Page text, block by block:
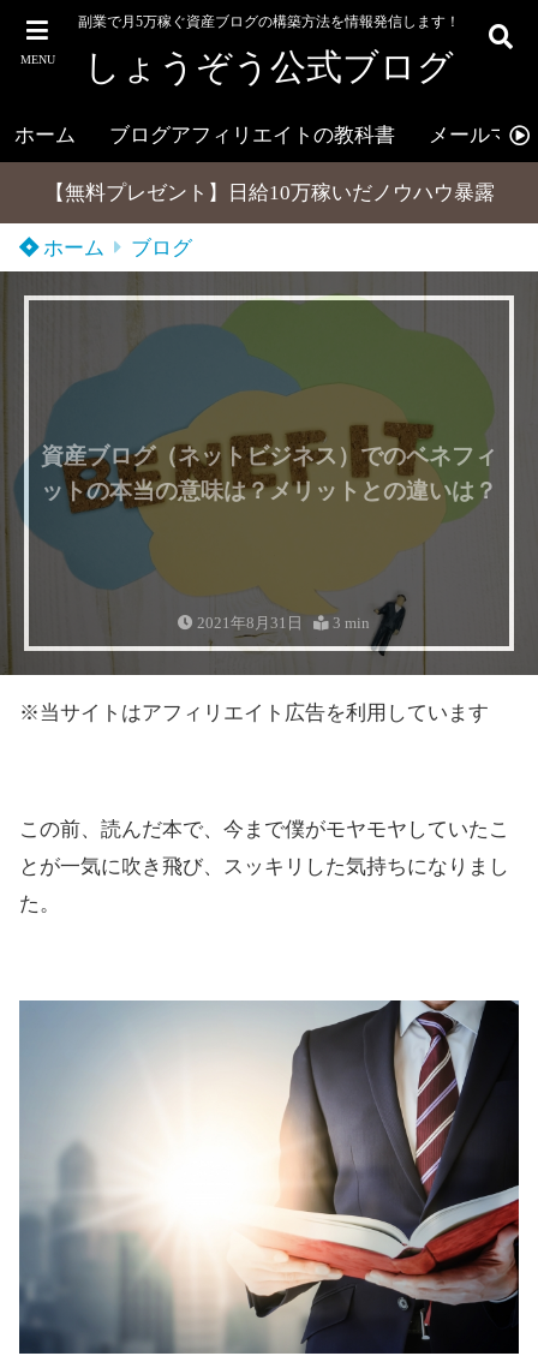
MENU
副業で月5万稼ぐ資産ブログの構築方法を情報発信します！
しょうぞう公式ブログ
ホーム ブログアフィリエイトの教科書 メールマガ
【無料プレゼント】日給10万稼いだノウハウ暴露
ホーム ブログ
資産ブログ（ネットビジネス）でのベネフィ
ットの本当の意味は？メリットとの違いは？
2021年8月31日 3 min
※当サイトはアフィリエイト広告を利用しています
この前、読んだ本で、今まで僕がモヤモヤしていたこ
とが一気に吹き飛び、スッキリした気持ちになりまし
た。